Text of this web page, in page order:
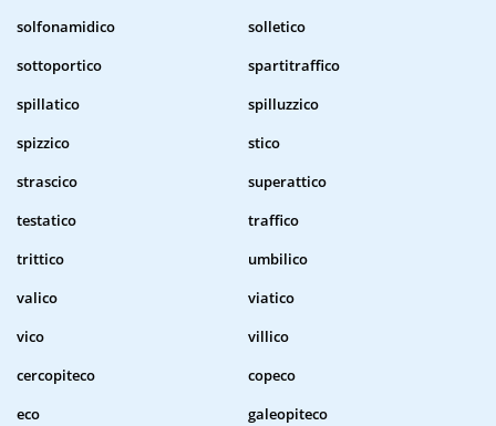
solfonamidico
solletico
sottoportico
spartitraffico
spillatico
spilluzzico
spizzico
stico
strascico
superattico
testatico
traffico
trittico
umbilico
valico
viatico
vico
villico
cercopiteco
copeco
eco
galeopiteco